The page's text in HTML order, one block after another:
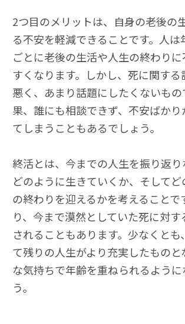
2つ目のメリットは、自身の老後の
る不安を軽減できることです。人は
ごとに老後の生活や人生の終わり
すくなります。しかし、死に関す
悪く、あまり話題にしたくないも
果、誰にも相談できず、不安ばかり
てしまうこともあるでしょう。
終活とは、今までの人生を振り返
どのように生きていくか、そして
の終わりを迎えるかを考えることで
り、今まで漠然としていた死に対す
されることもあります。少なくとも
て残りの人生がより充実したものと
な気持ちで年齢を重ねられるように
う。